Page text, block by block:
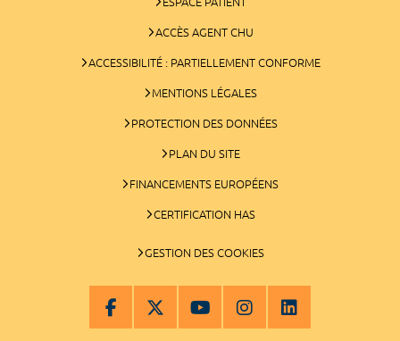
ACCÈS AGENT CHU
ACCESSIBILITÉ : PARTIELLEMENT CONFORME
MENTIONS LÉGALES
PROTECTION DES DONNÉES
PLAN DU SITE
FINANCEMENTS EUROPÉENS
CERTIFICATION HAS
GESTION DES COOKIES